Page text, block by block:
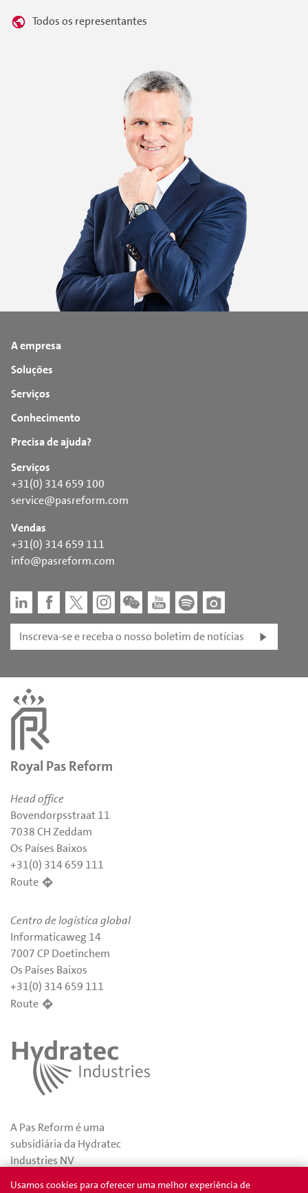
Todos os representantes
A empresa
Soluções
Serviços
Conhecimento
Precisa de ajuda?
Serviços
+31(0) 314 659 100
service@pasreform.com
Vendas
+31(0) 314 659 111
info@pasreform.com
Inscreva-se e receba o nosso boletim de notícias
Royal Pas Reform
Head office
Bovendorpsstraat 11
7038 CH Zeddam
Os Países Baixos
+31(0) 314 659 111
Route
Centro de logística global
Informaticaweg 14
7007 CP Doetinchem
Os Países Baixos
+31(0) 314 659 111
Route
A Pas Reform é uma
subsidiária da Hydratec
Industries NV
Usamos cookies para oferecer uma melhor experiência de